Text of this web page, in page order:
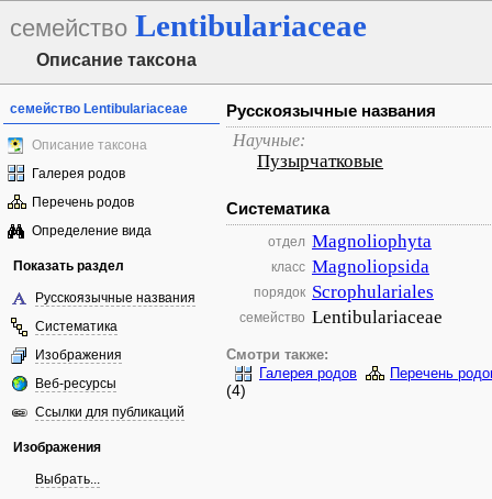
семейство Lentibulariaceae
Описание таксона
семейство Lentibulariaceae
Описание таксона
Галерея родов
Перечень родов
Определение вида
Показать раздел
Русскоязычные названия
Систематика
Изображения
Веб-ресурсы
Ссылки для публикаций
Изображения
Выбрать...
Русскоязычные названия
Научные:
Пузырчатковые
Систематика
отдел Magnoliophyta
класс Magnoliopsida
порядок Scrophulariales
семейство Lentibulariaceae
Смотри также:
Галерея родов
Перечень
(4)